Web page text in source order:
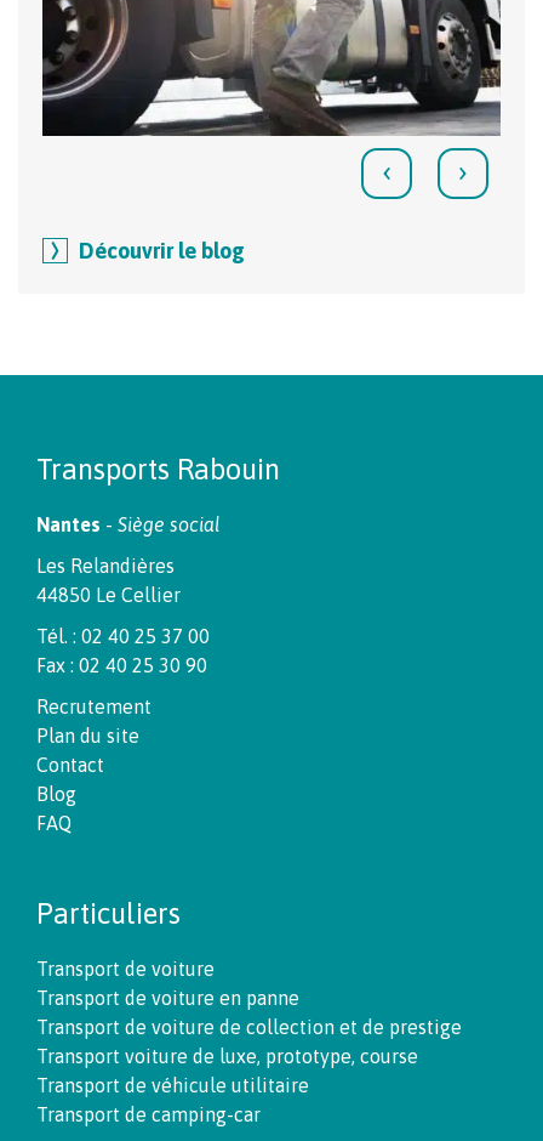
‹ ›
Découvrir le blog
Transports Rabouin
Nantes - Siège social
Les Relandières
44850 Le Cellier
Tél. : 02 40 25 37 00
Fax : 02 40 25 30 90
Recrutement
Plan du site
Contact
Blog
FAQ
Particuliers
Transport de voiture
Transport de voiture en panne
Transport de voiture de collection et de prestige
Transport voiture de luxe, prototype, course
Transport de véhicule utilitaire
Transport de camping-car